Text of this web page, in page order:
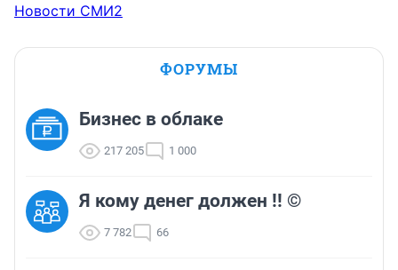
Новости СМИ2
ФОРУМЫ
Бизнес в облаке
217 205 1 000
Я кому денег должен !! ©
7 782 66